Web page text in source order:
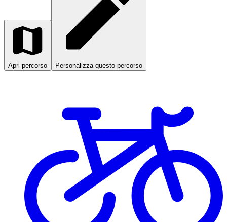
Apri percorso Personalizza questo percorso